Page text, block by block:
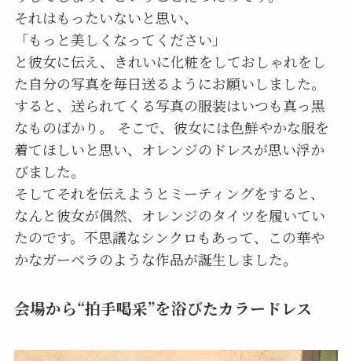
それはもったいないと思い、
「もっと美しくなってください」
と彼女に伝え、きれいに化粧をしておしゃれをし
た自分の写真を毎日送るようにお願いしました。
すると、送られてくる写真の服装はいつも真っ黒
なものばかり。 そこで、彼女には色鮮やかな服を
着てほしいと思い、オレンジのドレスが思い浮か
びました。
そしてそれを伝えようとミーティングをすると、
なんと彼女が偶然、オレンジのタイツを履いてい
たのです。不思議なシンクロもあって、この華や
かなガーベラのような作品が誕生しました。
会場から“拍手喝采”を浴びたカラードレス